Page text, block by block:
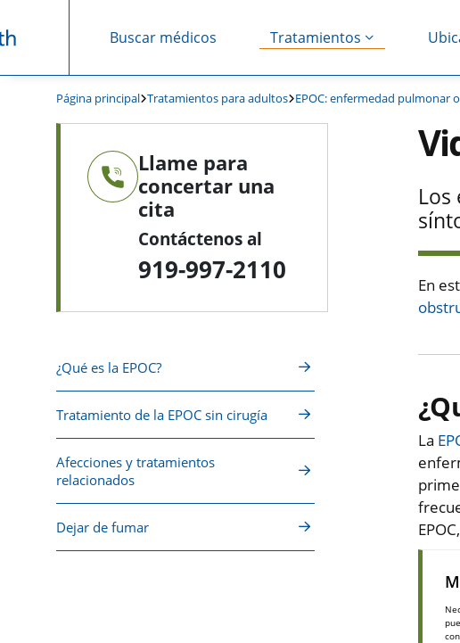
Buscar médicos Tratamientos
Página principal Tratamientos para adultos EPOC: enfermedad pulmonar
Llame para
concertar una
cita
Contáctenos al
919-997-2110
¿Qué es la EPOC?
Tratamiento de la EPOC sin cirugía
Afecciones y tratamientos
relacionados
Dejar de fumar
Los
En
La